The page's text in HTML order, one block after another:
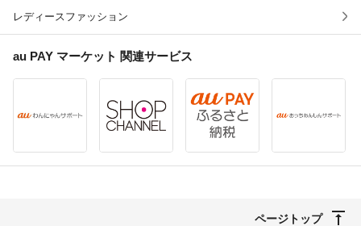
レディースファッション
au PAY マーケット 関連サービス
ページトップ